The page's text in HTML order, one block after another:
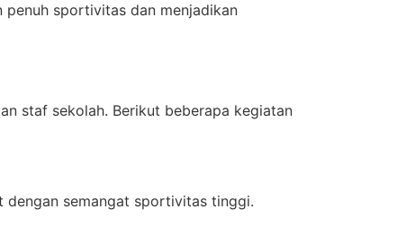
penuh sportivitas dan menjadikan
staf sekolah. Berikut beberapa kegiatan
dengan semangat sportivitas tinggi.